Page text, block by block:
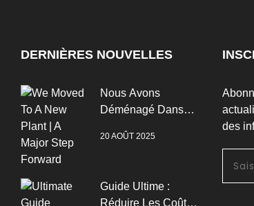
DERNIÈRES NOUVELLES
Nous Avons
Déménagé Dans
| Un Grand Pas En
20 AOÛT 2025
Guide Ultime :
Réduire Les Coûts
des